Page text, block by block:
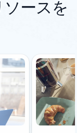
ースを